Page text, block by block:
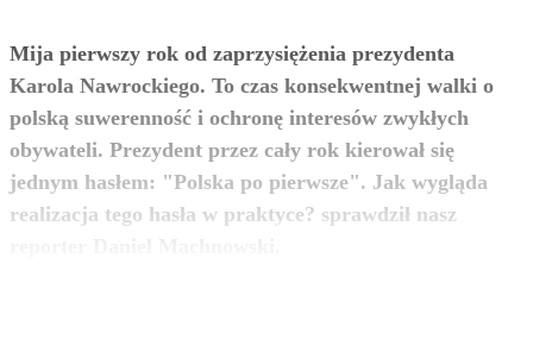
Mija pierwszy rok od zaprzysiężenia prezydenta
Karola Nawrockiego. To czas konsekwentnej walki o
polską suwerenność i ochronę interesów zwykłych
obywateli. Prezydent przez cały rok kierował się
jednym hasłem: "Polska po pierwsze". Jak wygląda
realizacja tego hasła w praktyce? sprawdził nasz
zobacz więcej